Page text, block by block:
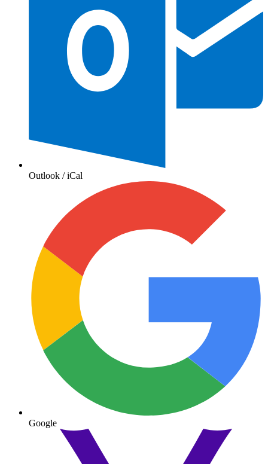
Outlook / iCal
Google